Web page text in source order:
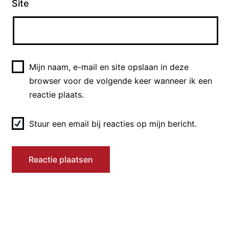
Hebban olla vogala nestas
unbidan we nu?
In het huidige Nederlands:
Alle vogels zijn nesten begonnen,
Toch wel leuk dat een van de
Site
Mijn naam, e-mail en site opslaan in deze
browser voor de volgende keer wanneer ik een
reactie plaats.
Stuur een email bij reacties op mijn bericht.